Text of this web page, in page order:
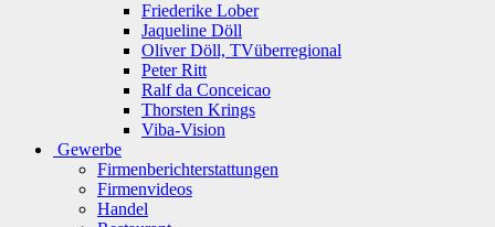
Friederike Lober
Jaqueline Döll
Oliver Döll, TVüberregional
Peter Ritt
Ralf da Conceicao
Thorsten Krings
Viba-Vision
Gewerbe
Firmenberichterstattungen
Firmenvideos
Handel